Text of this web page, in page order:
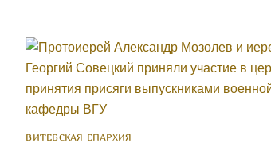
ВИТЕБСКАЯ ЕПАРХИЯ